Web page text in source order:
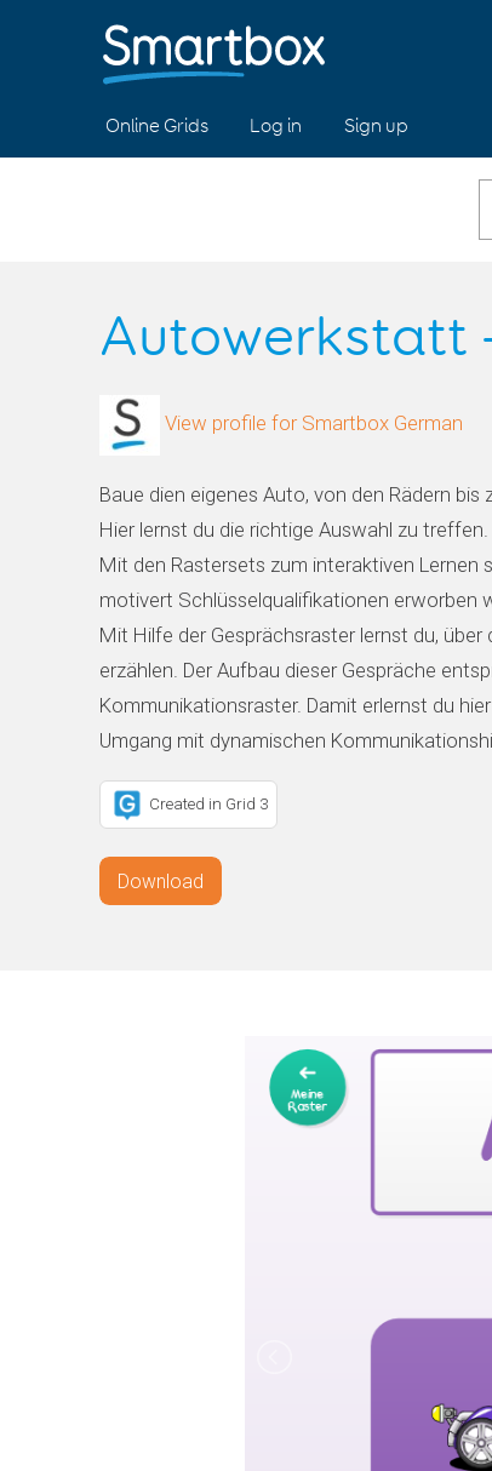
Online Grids Log in Sign up
Autowerkstatt
View profile for Smartbox German
Baue dien eigenes Auto, von den Rädern bis
Hier lernst du die richtige Auswahl zu treffen.
Mit den Rastersets zum interaktiven Lernen
motivert Schlüsselqualifikationen erworben
Mit Hilfe der Gesprächsraster lernst du, über
erzählen. Der Aufbau dieser Gespräche
Kommunikationsraster. Damit erlernst du
Umgang mit dynamischen
Created in Grid 3
Download